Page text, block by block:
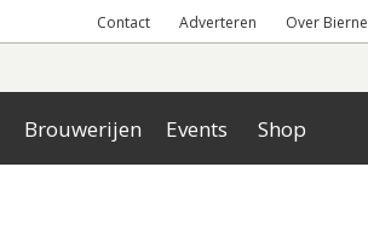
Contact Adverteren Over
Brouwerijen Events Shop